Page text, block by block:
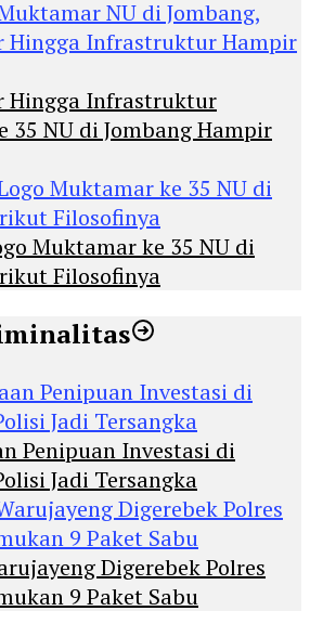
Hingga Infrastruktur
35 NU di Jombang Hampir
Muktamar ke 35 NU di
Filosofinya
Penipuan Investasi di
Jadi Tersangka
Digerebek Polres
9 Paket Sabu